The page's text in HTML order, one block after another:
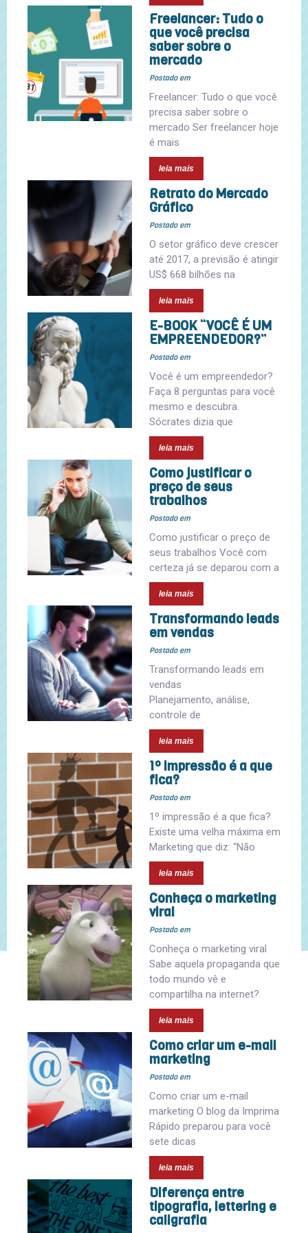
Freelancer: Tudo o
que você precisa
saber sobre o
mercado
Postado em
Freelancer: Tudo o que você
precisa saber sobre o
mercado Ser freelancer hoje
é mais
leia mais
Retrato do Mercado
Gráfico
Postado em
O setor gráfico deve crescer
até 2017, a previsão é atingir
US$ 668 bilhões na
leia mais
E-BOOK “VOCÊ É UM
EMPREENDEDOR?”
Postado em
Você é um empreendedor?
Faça 8 perguntas para você
mesmo e descubra.
Sócrates dizia que
leia mais
Como justificar o
preço de seus
trabalhos
Postado em
Como justificar o preço de
seus trabalhos Você com
certeza já se deparou com a
leia mais
Transformando leads
em vendas
Postado em
Transformando leads em
vendas
Planejamento, análise,
controle de
leia mais
1º impressão é a que
fica?
Postado em
1º impressão é a que fica?
Existe uma velha máxima em
Marketing que diz: “Não
leia mais
Conheça o marketing
viral
Postado em
Conheça o marketing viral
Sabe aquela propaganda que
todo mundo vê e
compartilha na internet?
leia mais
Como criar um e-mail
marketing
Postado em
Como criar um e-mail
marketing O blog da Imprima
Rápido preparou para você
sete dicas
leia mais
Diferença entre
tipografia, lettering e
caligrafia